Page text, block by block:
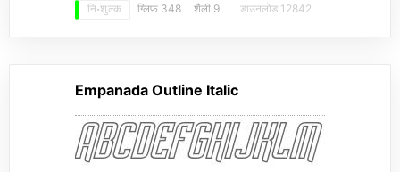
नि: शुल्क ग्लिफ़ 348 शैली 9 डाउनलोड 12842
Empanada Outline Italic